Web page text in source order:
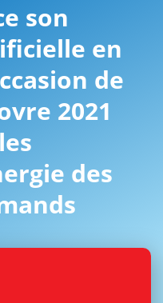
son
en
de
2021
des